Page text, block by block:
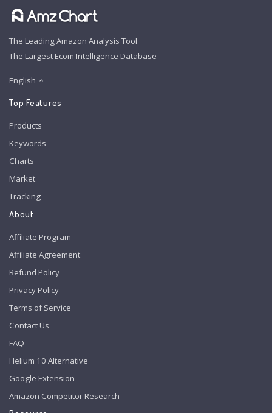
The Leading Amazon Analysis Tool
The Largest Ecom Intelligence Database
English
Top Features
Products
Keywords
Charts
Market
Tracking
About
Affiliate Program
Affiliate Agreement
Refund Policy
Privacy Policy
Terms of Service
Contact Us
FAQ
Helium 10 Alternative
Google Extension
Amazon Competitor Research